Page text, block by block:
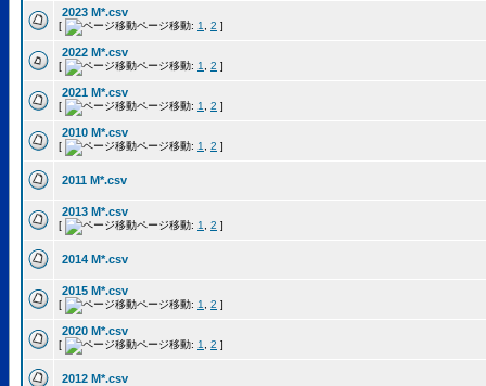
2023 M*.csv
[ ページ移動: 1 2 ]
2022 M*.csv
[ ページ移動: 1 2 ]
2021 M*.csv
[ ページ移動: 1 2 ]
2010 M*.csv
[ ページ移動: 1 2 ]
2011 M*.csv
2013 M*.csv
[ ページ移動: 1 2 ]
2014 M*.csv
2015 M*.csv
[ ページ移動: 1 2 ]
2020 M*.csv
[ ページ移動: 1 2 ]
2012 M*.csv